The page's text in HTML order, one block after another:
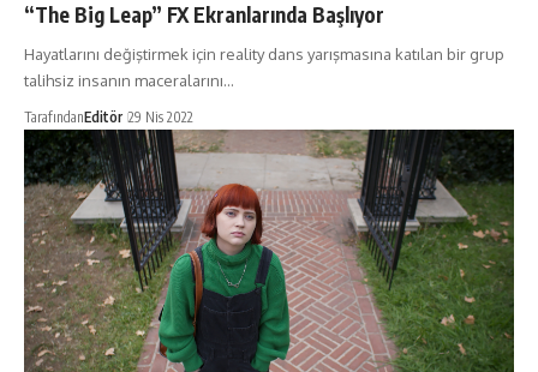
“The Big Leap” FX Ekranlarında Başlıyor
Hayatlarını değiştirmek için reality dans yarışmasına katılan bir grup
talihsiz insanın maceralarını…
TarafındanEditör 29 Nis 2022